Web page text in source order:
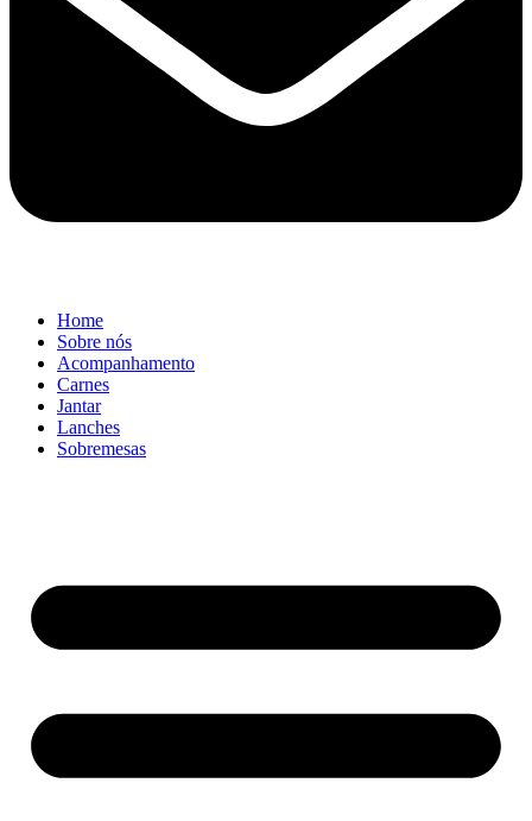
Home
Sobre nós
Acompanhamento
Carnes
Jantar
Lanches
Sobremesas